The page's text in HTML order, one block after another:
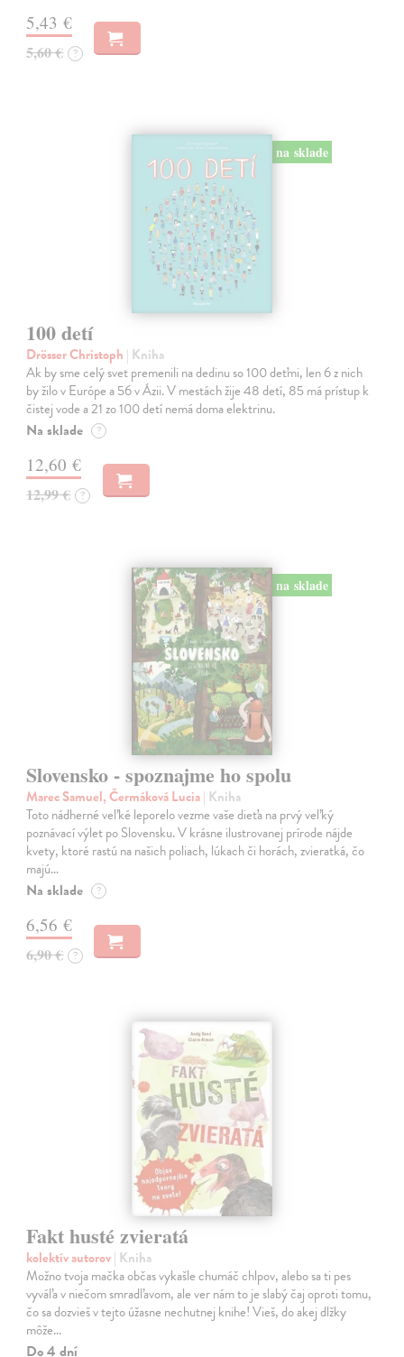
5,43 €
5,60 € ?
na sklade
100 detí
Drösser Christoph | Kniha
Ak by sme celý svet premenili na dedinu so 100 deťmi, len 6 z nich
by žilo v Európe a 56 v Ázii. V mestách žije 48 detí, 85 má prístup k
čistej vode a 21 zo 100 detí nemá doma elektrinu.
Na sklade ?
12,60 €
12,99 € ?
na sklade
Slovensko - spoznajme ho spolu
Marec Samuel, Čermáková Lucia| Kniha
Toto nádherné veľké leporelo vezme vaše dieťa na prvý veľký
poznávací výlet po Slovensku. V krásne ilustrovanej prírode nájde
kvety, ktoré rastú na našich poliach, lúkach či horách, zvieratká, čo
majú…
Na sklade ?
6,56 €
6,90 € ?
Fakt husté zvieratá
kolektív autorov| Kniha
Možno tvoja mačka občas vykašle chumáč chlpov, alebo sa ti pes
vyváľa v niečom smradľavom, ale ver nám to je slabý čaj oproti tomu,
čo sa dozvieš v tejto úžasne nechutnej knihe! Vieš, do akej dlžky
môže…
Do 4 dní